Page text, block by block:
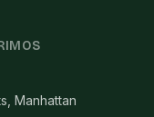
Manhattan